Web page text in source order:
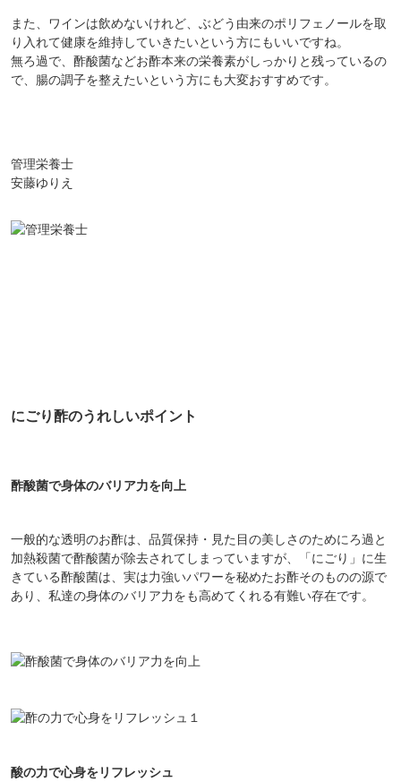
また、ワインは飲めないけれど、ぶどう由来のポリフェノールを取
り入れて健康を維持していきたいという方にもいいですね。
無ろ過で、酢酸菌などお酢本来の栄養素がしっかりと残っているの
で、腸の調子を整えたいという方にも大変おすすめです。
管理栄養士
安藤ゆりえ
にごり酢のうれしいポイント
酢酸菌で身体のバリア力を向上
一般的な透明のお酢は、品質保持・見た目の美しさのためにろ過と
加熱殺菌で酢酸菌が除去されてしまっていますが、「にごり」に生
きている酢酸菌は、実は力強いパワーを秘めたお酢そのものの源で
あり、私達の身体のバリア力をも高めてくれる有難い存在です。
酸の力で心身をリフレッシュ
対象者：かわしま屋で初めてお買い物をされる方
利用条件：3,000円以上のお買い物でご利用いただけます
ご利用回数：お一人様1回限り